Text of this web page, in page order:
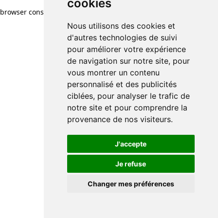
cookies
Nous utilisons des cookies et
d'autres technologies de suivi
pour améliorer votre expérience
de navigation sur notre site, pour
vous montrer un contenu
personnalisé et des publicités
ciblées, pour analyser le trafic de
notre site et pour comprendre la
provenance de nos visiteurs.
J'accepte
Je refuse
Changer mes préférences
browser console for more information)